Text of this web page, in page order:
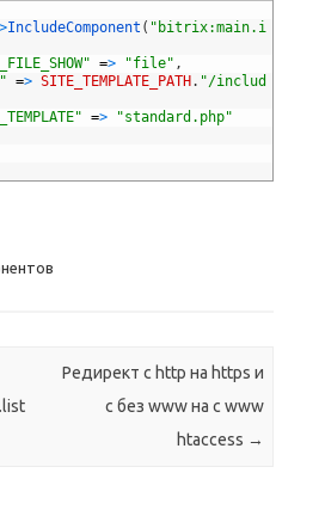
>IncludeComponent ( "bitrix:main.i
=> "file" ,
=> SITE_TEMPLATE_PATH . "/includ
=>
"standard.php"
Редирект с http на https и
с без www на с www
htaccess →